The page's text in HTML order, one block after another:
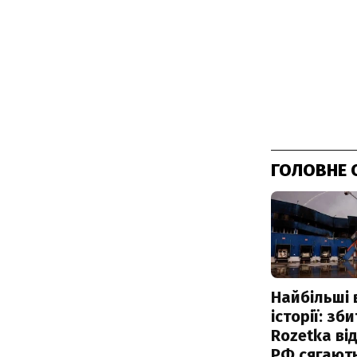
ГОЛОВНЕ
Найбільші
історії:
Rozetka